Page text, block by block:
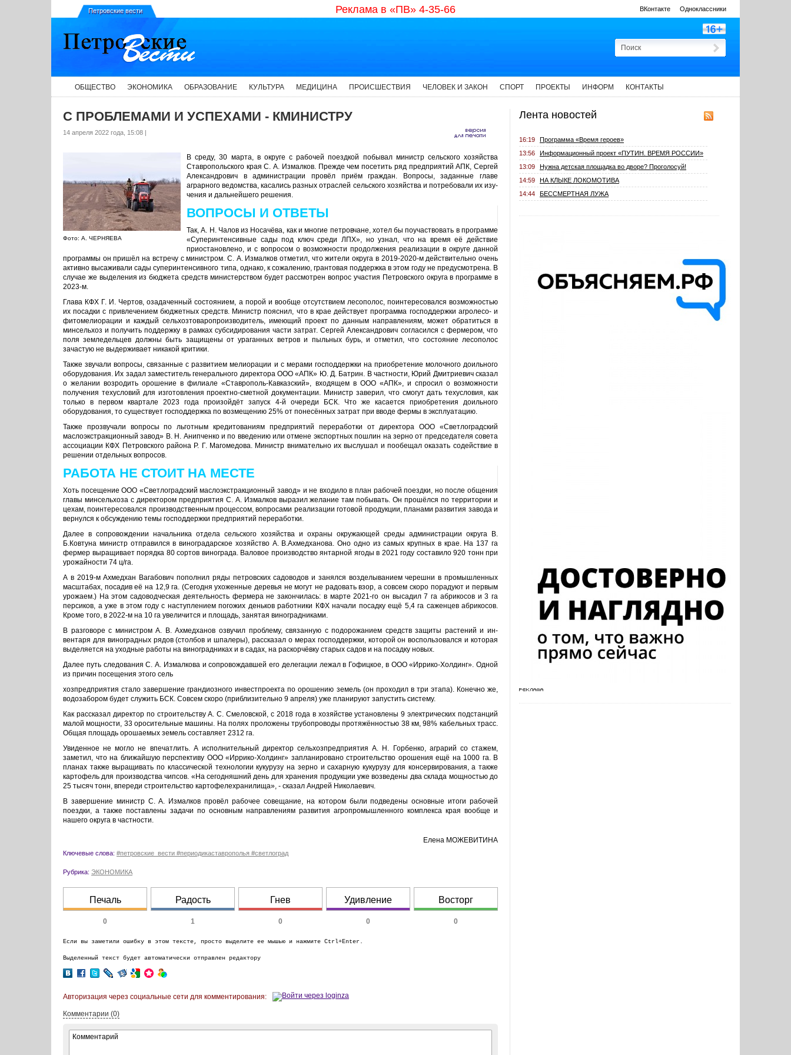
Петровские вести Реклама в «ПВ» 4-35-66 ВКонтакте Одноклассники
ОБЩЕСТВО ЭКОНОМИКА ОБРАЗОВАНИЕ КУЛЬТУРА МЕДИЦИНА ПРОИСШЕСТВИЯ ЧЕЛОВЕК И ЗАКОН СПОРТ ПРОЕКТЫ ИНФОРМ КОНТАКТЫ
С ПРОБЛЕМАМИ И УСПЕХАМИ - КМИНИСТРУ
14 апреля 2022 года, 15:08 |
Фото: А. ЧЕРНЯЕВА
В среду, 30 марта, в округе с рабочей поездкой побывал министр сельского хозяйства
Ставропольского края С. А. Измалков. Прежде чем посе­тить ряд предприятий АПК, Сергей
Александрович в адми­нистрации провёл приём граж­дан. Вопросы, заданные главе
аграрного ведомства, касались разных отраслей сельского хо­зяйства и потребовали их изу­
чения и дальнейшего решения.
ВОПРОСЫ И ОТВЕТЫ
Так, А. Н. Чалов из Носачёва, как и многие петровчане, хотел бы поучаствовать в программе
«Суперинтенсивные сады под ключ среди ЛПХ», но узнал, что на время её действие
приостановлено, и с вопросом о возмож­ности продолжения реализации в округе данной
программы он пришёл на встречу с министром. С. А. Измалков отметил, что жители округа в 2019-2020-м действительно очень
активно вы­саживали сады суперинтенсив­ного типа, однако, к сожалению, грантовая поддержка в этом году не предусмотрена. В
случае же выделения из бюджета средств министерством будет рассмотрен вопрос участия Петровского окру­га в программе в
2023-м.
Глава КФХ Г. И. Чертов, оза­даченный состоянием, а порой и вообще отсутствием лесопо­лос, поинтересовался возможностью
их посадки с привлечени­ем бюджетных средств. Министр пояснил, что в крае действует программа господдержки агроле­со- и
фитомелиорации и каждый сельхозтоваропроизводитель, имеющий проект по данным на­правлениям, может обратиться в
минсельхоз и получить под­держку в рамках субсидирования части затрат. Сергей Александро­вич согласился с фермером, что
поля земледельцев должны быть защищены от ураганных ветров и пыльных бурь, и отметил, что состояние лесополос
зачастую не выдерживает никакой критики.
Также звучали вопросы, свя­занные с развитием мелиорации и с мерами господдержки на приобретение молочного доильного
оборудования. Их задал заме­ститель генерального директора ООО «АПК» Ю. Д. Батрин. В част­ности, Юрий Дмитриевич сказал
о желании возродить орошение в филиале «Ставрополь-Кавказ­ский», входящем в ООО «АПК», и спросил о возможности
получе­ния техусловий для изготовления проектно-сметной документации. Министр заверил, что смогут дать техусловия, как
только в первом квартале 2023 года произойдёт запуск 4-й очереди БСК. Что же касается приобретения доильно­го
оборудования, то существует господдержка по возмещению 25% от понесённых затрат при вводе фермы в эксплуатацию.
Также прозвучали вопросы по льготным кредитованиям предприятий переработки от ди­ректора ООО «Светлоградский
маслоэкстракционный завод» В. Н. Анипченко и по введению или отмене экспортных пошлин на зерно от председателя совета
ассоциации КФХ Петровского района Р. Г. Магомедова. Ми­нистр внимательно их выслушал и пообещал оказать содействие в
решении отдельных вопросов.
РАБОТА НЕ СТОИТ НА МЕСТЕ
Хоть посещение ООО «Свет­лоградский маслоэкстракционный завод» и не входило в план рабо­чей поездки, но после общения
главы минсельхоза с директором предприятия С. А. Измалков выразил желание там побывать. Он прошёлся по территории и
цехам, поинтересовался производствен­ным процессом, вопросами реа­лизации готовой продукции, пла­нами развития завода и
вернулся к обсуждению темы господдержки предприятий переработки.
Далее в сопровождении на­чальника отдела сельского хозяй­ства и охраны окружающей сре­ды администрации округа В.
Б.Ковтуна министр отправился в виноградарское хозяйство А. В.Ахмедханова. Оно одно из са­мых крупных в крае. На 137 га
фермер выращивает порядка 80 сортов винограда. Валовое производство янтарной ягоды в 2021 году составило 920 тонн при
урожайности 74 ц/га.
А в 2019-м Ахмедхан Вагабо­вич пополнил ряды петровских садоводов и занялся возделыва­нием черешни в промышленных
масштабах, посадив её на 12,9 га. (Сегодня ухоженные деревья не могут не радовать взор, а со­всем скоро порадуют и первым
урожаем.) На этом садоводче­ская деятельность фермера не закончилась: в марте 2021-го он высадил 7 га абрикосов и 3 га
персиков, а уже в этом году с наступлением погожих деньков работники КФХ начали посадку ещё 5,4 га саженцев абрикосов.
Кроме того, в 2022-м на 10 га увеличится и площадь, занятая виноградниками.
В разговоре с министром А. В. Ахмедханов озвучил проблему, связанную с подорожанием средств защиты растений и ин­
вентаря для виноградных рядов (столбов и шпалеры), рассказал о мерах господдержки, которой он воспользовался и которая
выделяется на уходные работы на виноградниках и в садах, на раскорчёвку старых садов и на посадку новых.
Далее путь следования С. А. Измалкова и сопровождавшей его делегации лежал в Гофицкое, в ООО «Иррико-Холдинг». Одной
из причин посещения этого сель
хозпредприятия стало заверше­ние грандиозного инвестпроекта по орошению земель (он прохо­дил в три этапа). Конечно же,
водозабором будет служить БСК. Совсем скоро (приблизительно 9 апреля) уже планируют запу­стить систему.
Как рассказал директор по строительству А. С. Смеловской, с 2018 года в хозяйстве установ­лены 9 электрических подстан­ций
малой мощности, 33 оросительные машины. На полях проложены трубопроводы протя­жённостью 38 км, 98% кабельных трасс.
Общая площадь орошае­мых земель составляет 2312 га.
Увиденное не могло не впе­чатлить. А исполнительный директор сельхозпредприятия А. Н. Горбенко, аграрий со ста­жем,
заметил, что на ближайшую перспективу ООО «Иррико-Холдинг» запланировано стро­ительство орошения ещё на 1000 га. В
планах также вы­ращивать по классической технологии кукурузу на зерно и сахарную кукурузу для консер­вирования, а также
картофель для производства чипсов. «На сегодняшний день для хранения продукции уже возведены два склада мощностью до
25 тысяч тонн, впереди строительство картофелехранилища», - сказал Андрей Николаевич.
В завершение министр С. А. Измалков провёл рабочее сове­щание, на котором были подве­дены основные итоги рабочей
поездки, а также поставлены за­дачи по основным направлениям развития агропромышленного комплекса края вообще и
нашего округа в частности.
Елена МОЖЕВИТИНА
Ключевые слова: #петровские_вести #периодикаставрополья #светлоград
Рубрика: ЭКОНОМИКА
Печаль
0
Радость
1
Гнев
0
Удивление
0
Восторг
0
Если вы заметили ошибку в этом тексте, просто выделите ее мышью и нажмите Ctrl+Enter.
Выделенный текст будет автоматически отправлен редактору
Авторизация через социальные сети для комментирования:
Комментарии (0)
Лента новостей
16:19
Программа «Время героев»
13:56
Информационный проект «ПУТИН. ВРЕМЯ РОССИИ»
13:09
Нужна детская площадка во дворе? Проголосуй!
14:59
НА КЛЫКЕ ЛОКОМОТИВА
14:44
БЕССМЕРТНАЯ ЛУЖА